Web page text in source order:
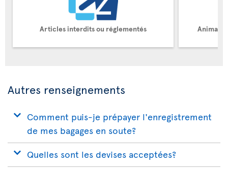
Articles interdits ou réglementés Animaux
Autres renseignements
Comment puis-je prépayer l'enregistrement
de mes bagages en soute?
Quelles sont les devises acceptées?